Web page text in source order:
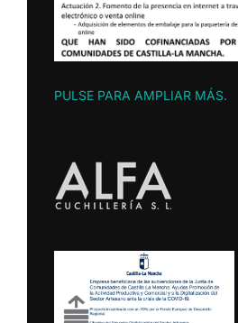
PULSE PARA AMPLIAR MÁS.